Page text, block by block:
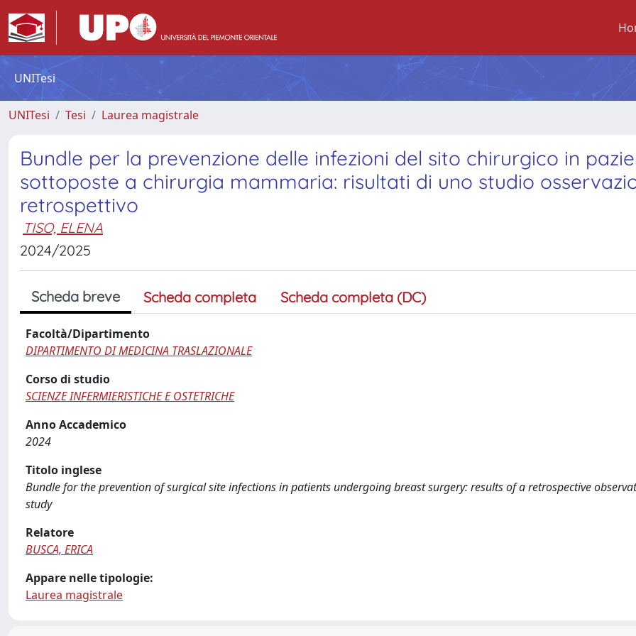
UNITesi
UNITesi Tesi Laurea magistrale
Bundle per la prevenzione delle infezioni del sito chirurgico in
sottoposte a chirurgia mammaria: risultati di uno studio
retrospettivo
TISO, ELENA
2024/2025
Scheda breve Scheda completa Scheda completa (DC)
Facoltà/Dipartimento
DIPARTIMENTO DI MEDICINA TRASLAZIONALE
Corso di studio
SCIENZE INFERMIERISTICHE E OSTETRICHE
Anno Accademico
2024
Titolo inglese
Bundle for the prevention of surgical site infections in patients undergoing breast surgery: results of a retrospective
study
Relatore
BUSCA, ERICA
Appare nelle tipologie:
Laurea magistrale